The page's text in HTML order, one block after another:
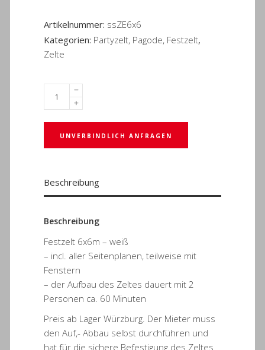
Artikelnummer: ssZE6x6
Kategorien: Partyzelt, Pagode, Festzelt,
Zelte
UNVERBINDLICH ANFRAGEN
Beschreibung
Beschreibung
Festzelt 6x6m – weiß
– incl. aller Seitenplanen, teilweise mit
Fenstern
– der Aufbau des Zeltes dauert mit 2
Personen ca. 60 Minuten
Preis ab Lager Würzburg. Der Mieter muss
den Auf,- Abbau selbst durchführen und
hat für die sichere Befestigung des Zeltes